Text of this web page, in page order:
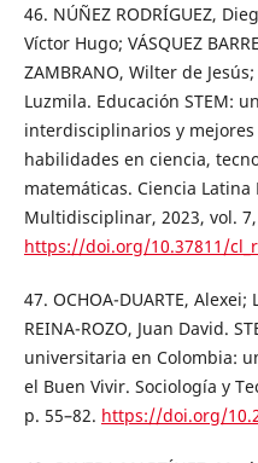
46. NÚÑEZ RODRÍGUEZ,
Víctor Hugo; VÁSQUEZ
ZAMBRANO, Wilter de Jesús;
Luzmila. Educación STEM:
interdisciplinarios y
habilidades en ciencia,
matemáticas. Ciencia Latina
Multidisciplinar, 2023, vol.
https://doi.org/10.37811/
47. OCHOA-DUARTE, Alexei;
REINA-ROZO, Juan David.
universitaria en Colombia:
el Buen Vivir. Sociología y
p. 55–82. https://doi.org/